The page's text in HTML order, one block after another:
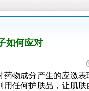
如何应对
物成分产生的应激表
任何护肤品，让肌